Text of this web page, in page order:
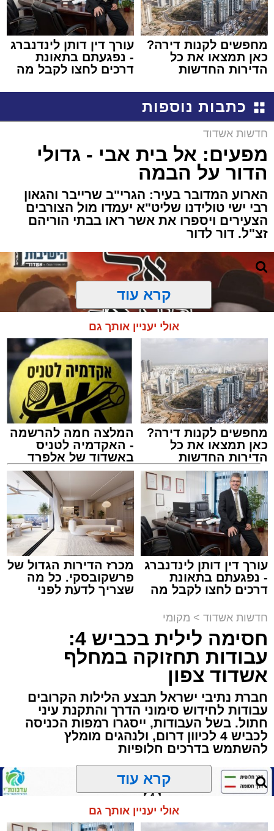
מחפשים לקנות דירה?
כאן תמצאו את כל
הדירות החדשות
עורך דין דותן לינדנברג
- נפגעתם בתאונת
דרכים לחצו לקבל מה
כתבות נוספות
חדשות אשדוד
מפעים: אל בית אבי - גדולי
הדור על הבמה
הארוע המדובר בעיר: הגרי"ב שרייבר והגאון
רבי ישי טולידנו שליט"א יעמדו מול הצורבים
הצעירים ויספרו את אשר ראו בבתי הוריהם
זצ"ל. דור לדור
מעגלים
מנהל האתר / 20:31 06.08.26
תגים:הגרי"ב שרייבר, מעגלים
ארוע שטרם היה כמותו: בשבוע הבא ביום ג'
יתכנסו המוני בחורי הישיבות שטרם החלו את זמן
'אלול', והם יזכו לשמוע את גדולי הדור, מרן הגרי"ב
שרייבר שליט"א והגאון רבי ישאי טולידנו שליט"א,
שבשעה נדירה של קורת רוח ישתפו את שומעיהם
באשר ראו וקיבלו בבתי הוריהם, הגאון רבי פנחס
שרייבר זצ"ל והגאון רבי ניסים טולידנו זצ"ל, כאשר
מטרתם של הדברים שישמעו היא לעורר הלבבות
ולהחדיר אהבת אמת לתורה.
הארוע, במסגרת ארועי 'מעגלים', יתקיים בבית
הכנסת 'חניכי הישיבות' רובע ג', ביום שלישי הקרוב
קרא עוד
אולי יעניין אותך גם
מחפשים לקנות דירה?
כאן תמצאו את כל
הדירות החדשות
למכירה באשדוד >>>
המלצה חמה להרשמה
- האקדמיה לטניס
באשדוד של אלפרד
קריאולנסקי - לילדים
עורך דין דותן לינדנברג
- נפגעתם בתאונת
דרכים לחצו לקבל מה
מכרז הדירות הגדול של
פרשקובסקי. כל מה
שצריך לדעת לפני
חדשות אשדוד > מקומי
חסימה לילית בכביש 4:
עבודות תחזוקה במחלף
אשדוד צפון
חברת נתיבי ישראל תבצע הלילות הקרובים
עבודות לחידוש סימוני הדרך והתקנת עיני
חתול. בשל העבודות, ייסגרו רמפות הכניסה
לכביש 4 לכיוון דרום, ולנהגים מומלץ
להשתמש בדרכים חלופיות
קרא עוד
אולי יעניין אותך גם